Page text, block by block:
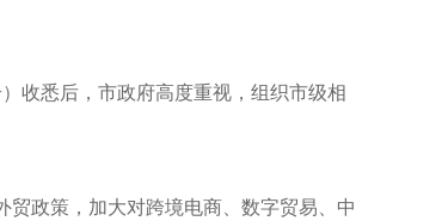
收悉后，市政府高度重视，组织市级相
贸政策，加大对跨境电商、数字贸易、中